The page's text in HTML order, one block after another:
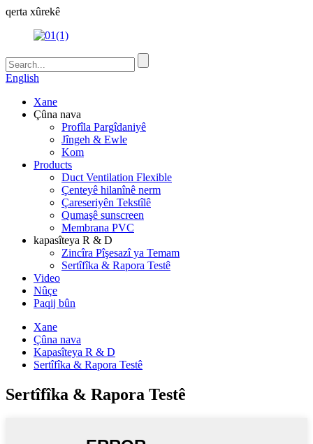
qerta xûrekê
English
Xane
Çûna nava
Profîla Pargîdaniyê
Jîngeh & Ewle
Kom
Products
Duct Ventilation Flexible
Çenteyê hilanînê nerm
Çareseriyên Tekstîlê
Qumaşê sunscreen
Membrana PVC
kapasîteya R & D
Zincîra Pîşesazî ya Temam
Sertîfîka & Rapora Testê
Video
Nûçe
Paqij bûn
Xane
Çûna nava
Kapasîteya R & D
Sertîfîka & Rapora Testê
Sertîfîka & Rapora Testê